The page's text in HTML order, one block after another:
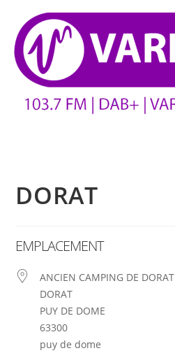
DORAT
EMPLACEMENT
ANCIEN CAMPING DE DORAT
DORAT
PUY DE DOME
63300
puy de dome